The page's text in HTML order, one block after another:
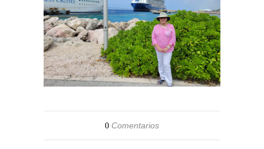
0 Comentarios